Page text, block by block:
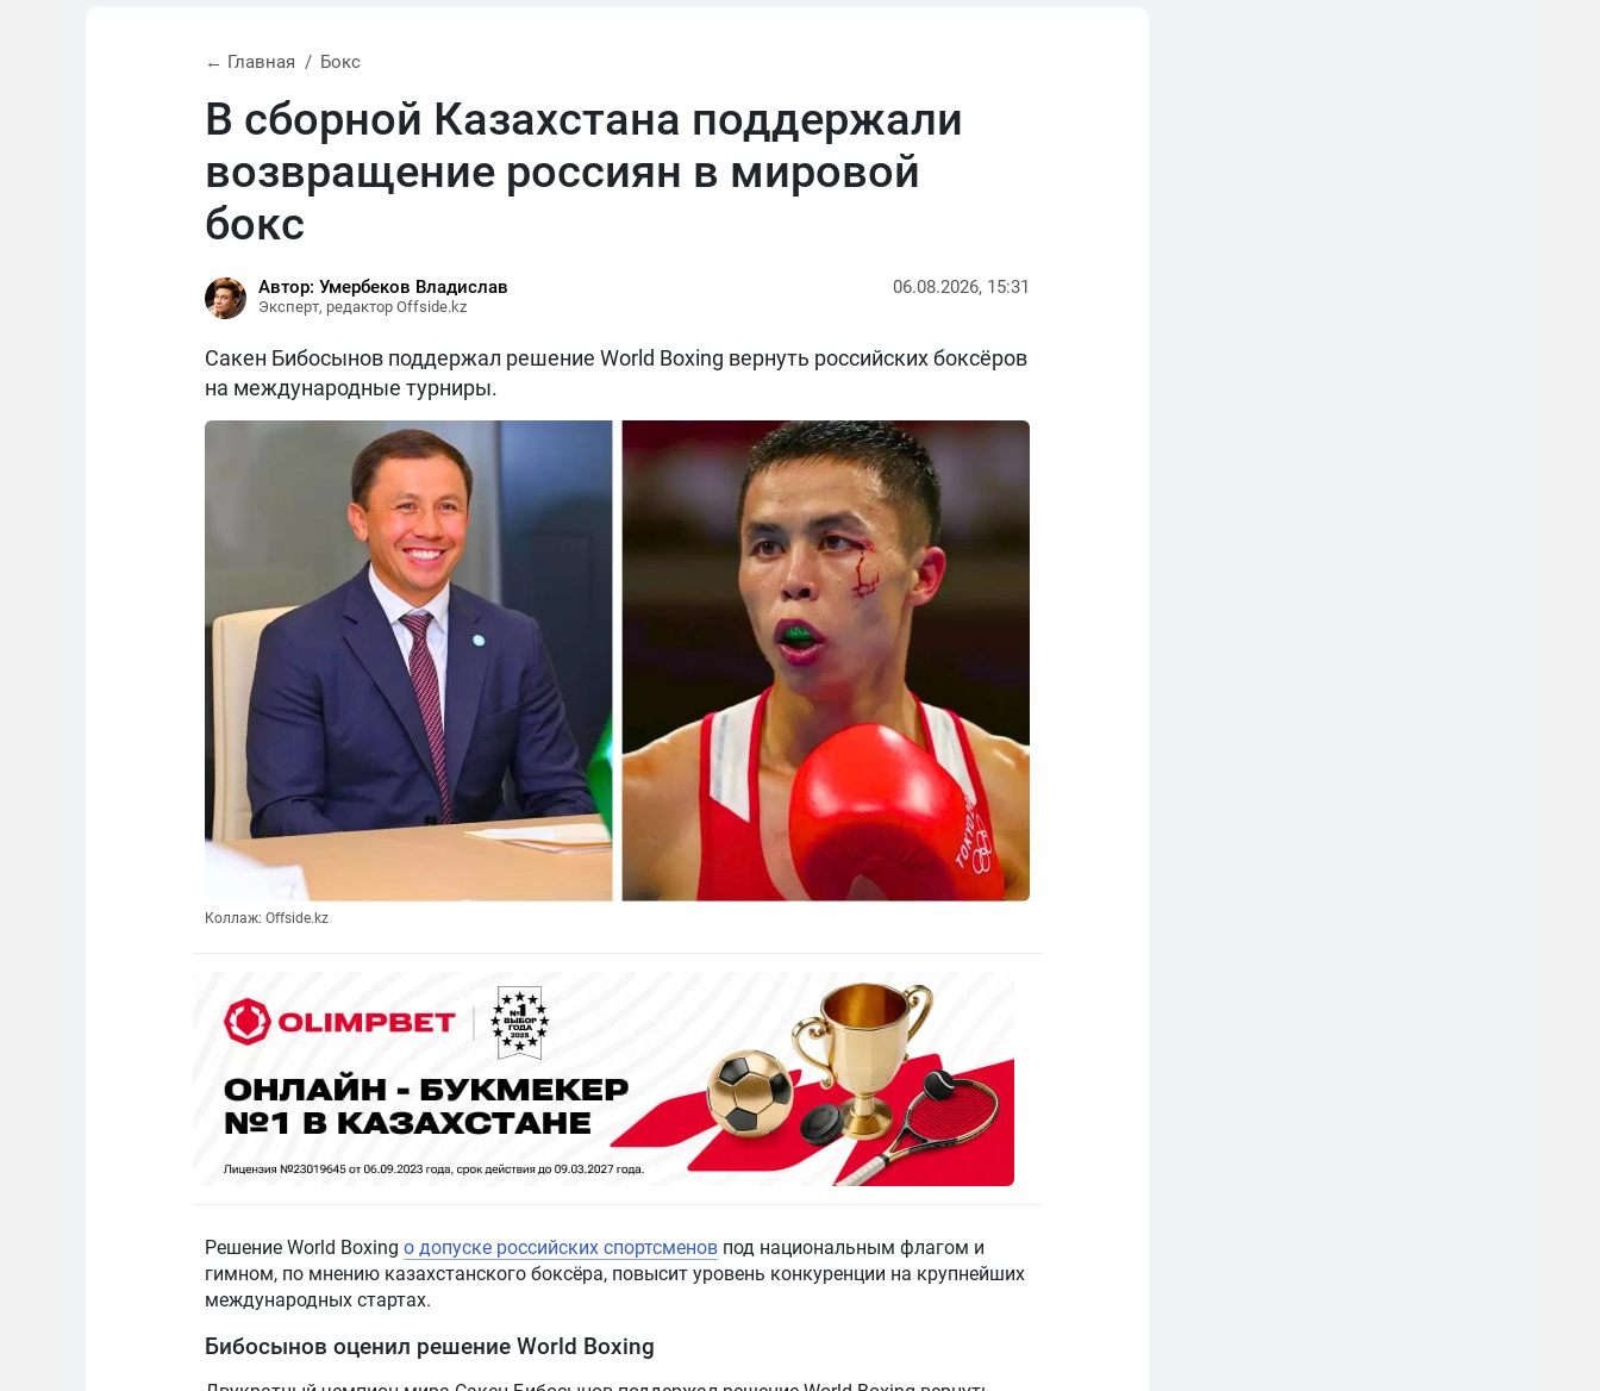
← Главная Бокс
В сборной Казахстана поддержали
возвращение россиян в мировой
бокс
Автор: Умербеков Владислав
Эксперт, редактор Offside.kz
06.08.2026, 15:31
Сакен Бибосынов поддержал решение World Boxing вернуть российских боксёров
на международные турниры.
Коллаж: Offside.kz
Решение World Boxing о допуске российских спортсменов под национальным флагом и
гимном, по мнению казахстанского боксёра, повысит уровень конкуренции на крупнейших
международных стартах.
Бибосынов оценил решение World Boxing